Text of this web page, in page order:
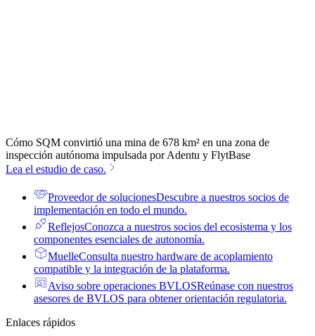
Cómo SQM convirtió una mina de 678 km² en una zona de
inspección autónoma impulsada por Adentu y FlytBase
Lea el estudio de caso.
Proveedor de solucionesDescubre a nuestros socios de
implementación en todo el mundo.
ReflejosConozca a nuestros socios del ecosistema y los
componentes esenciales de autonomía.
MuelleConsulta nuestro hardware de acoplamiento
compatible y la integración de la plataforma.
Aviso sobre operaciones BVLOSReúnase con nuestros
asesores de BVLOS para obtener orientación regulatoria.
Enlaces rápidos